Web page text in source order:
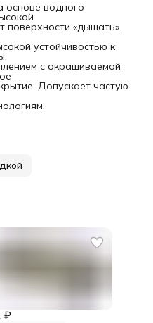
основе водного
поверхности «дышать».
устойчивостью к
с окрашиваемой
Допускает частую
₽